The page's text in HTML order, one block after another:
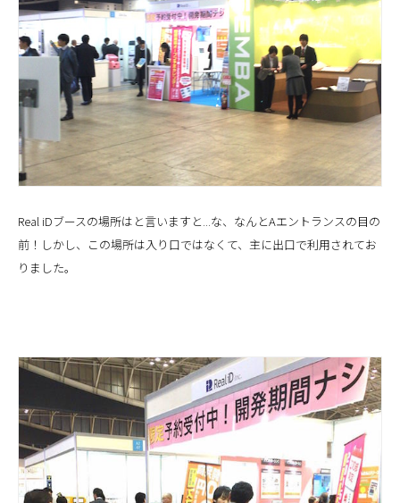
Real iDブースの場所はと言いますと...な、なんとAエントランスの目の
前！しかし、この場所は入り口ではなくて、主に出口で利用されてお
りました。